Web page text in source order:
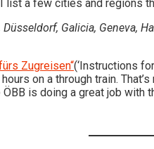
a few cities and regions
Galicia, Geneva,
Zugreisen“(‘Instructions
on a through train.
is doing a great job with